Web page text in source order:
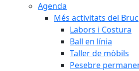
Agenda
Més activitats del Bruc
Labors i Costura
Ball en línia
Taller de mòbils
Pesebre